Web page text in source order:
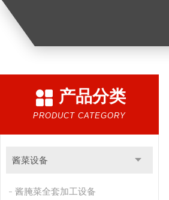
产品分类
PRODUCT CATEGORY
酱菜设备
酱腌菜全套加工设备